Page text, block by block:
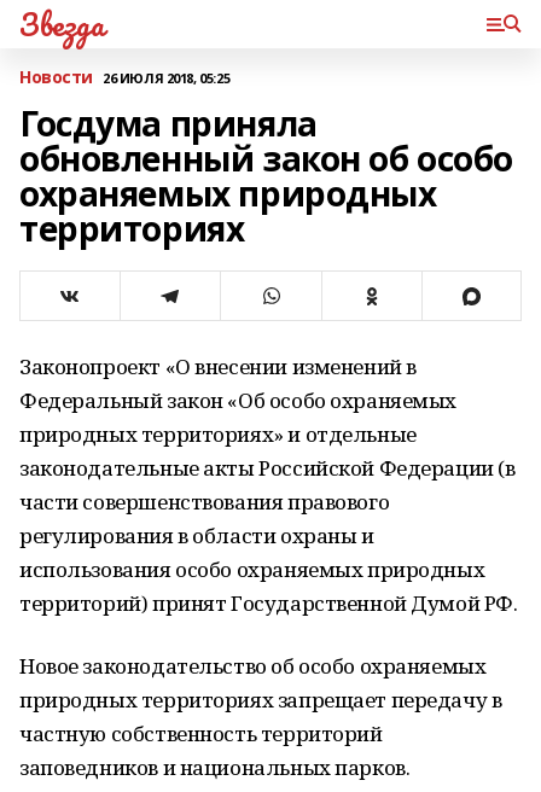
Звезда
Новости 26 ИЮЛЯ 2018, 05:25
Госдума приняла
обновленный закон об особо
охраняемых природных
территориях
Законопроект «О внесении изменений в
Федеральный закон «Об особо охраняемых
природных территориях» и отдельные
законодательные акты Российской Федерации (в
части совершенствования правового
регулирования в области охраны и
использования особо охраняемых природных
территорий) принят Государственной Думой РФ.
Новое законодательство об особо охраняемых
природных территориях запрещает передачу в
частную собственность территорий
заповедников и национальных парков.